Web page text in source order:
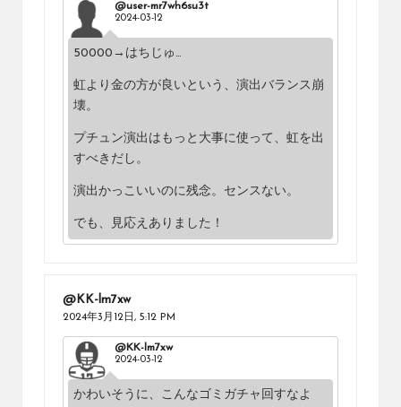
@user-mr7wh6su3t
2024-03-12
50000→はちじゅ…
虹より金の方が良いという、演出バランス崩
壊。
プチュン演出はもっと大事に使って、虹を出
すべきだし。
演出かっこいいのに残念。センスない。
でも、見応えありました！
@KK-lm7xw
2024年3月12日, 5:12 PM
@KK-lm7xw
2024-03-12
かわいそうに、こんなゴミガチャ回すなよ